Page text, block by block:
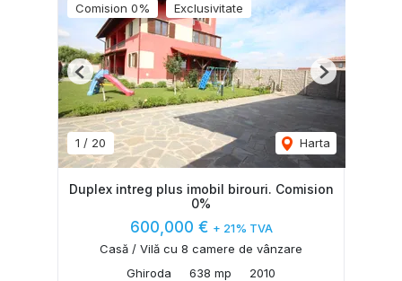
Comision 0% Exclusivitate
1 / 20 Harta
Previous Next
Duplex intreg plus imobil birouri. Comision
0%
600,000 € + 21% TVA
Casă / Vilă cu 8 camere de vânzare
Ghiroda
638 mp 2010